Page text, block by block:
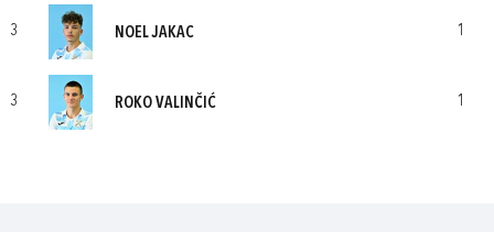
3 NOEL JAKAC 1
3 ROKO VALINČIĆ 1